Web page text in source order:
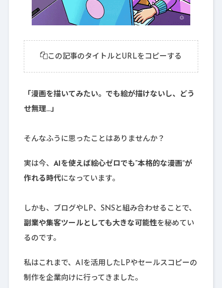
この記事のタイトルとURLをコピーする
「漫画を描いてみたい。でも絵が描けないし、どう
せ無理…」
そんなふうに思ったことはありませんか？
実は今、 AIを使えば絵心ゼロでも“本格的な漫画”が
作れる時代になっています。
しかも、ブログやLP、SNSと組み合わせることで、
副業や集客ツールとしても大きな可能性を秘めてい
るのです。
私はこれまで、AIを活用したLPやセールスコピーの
制作を企業向けに行ってきました。